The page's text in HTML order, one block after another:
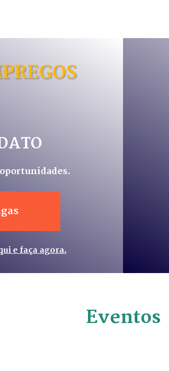
e faça agora.
Eventos